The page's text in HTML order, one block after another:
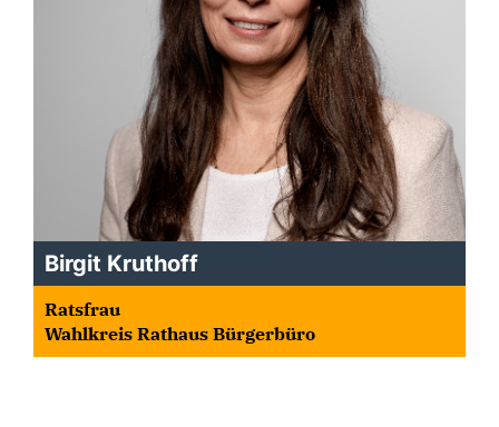
Birgit Kruthoff
Ratsfrau
Wahlkreis Rathaus Bürgerbüro